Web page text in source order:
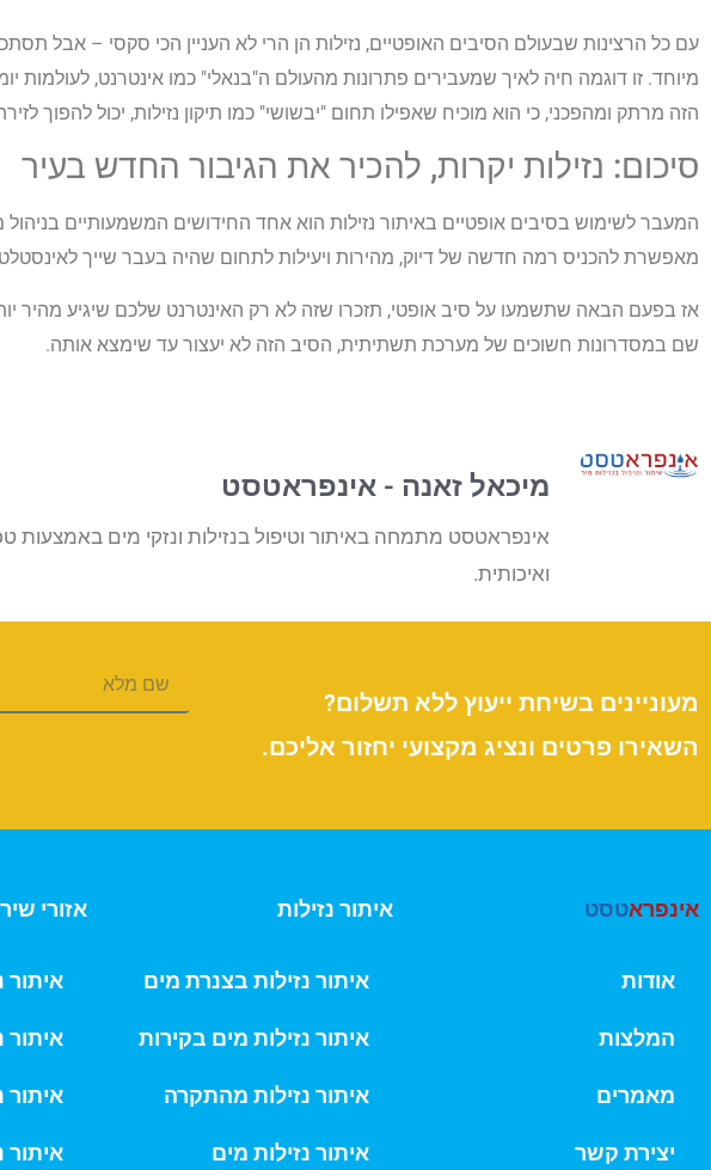
עם כל הרצינות שבעולם הסיבים האופטיים, נזילות הן הרי לא העניין הכי סקסי – אבל
מיוחד. זו דוגמה חיה לאיך שמעבירים פתרונות מהעולם ה"בנאלי" כמו אינטרנט, לעולמות
הזה מרתק ומהפכני, כי הוא מוכיח שאפילו תחום "יבשושי" כמו תיקון נזילות, יכול להפוך
סיכום: נזילות יקרות, להכיר את הגיבור החדש בעיר
המעבר לשימוש בסיבים אופטיים באיתור נזילות הוא אחד החידושים המשמעותיים בניהול
מאפשרת להכניס רמה חדשה של דיוק, מהירות ויעילות לתחום שהיה בעבר שייך
אז בפעם הבאה שתשמעו על סיב אופטי, תזכרו שזה לא רק האינטרנט שלכם שיגיע מהיר
שם במסדרונות חשוכים של מערכת תשתיתית, הסיב הזה לא יעצור עד שימצא אותה.
מיכאל זאנה - אינפראטסט
אינפראטסט מתמחה באיתור וטיפול בנזילות ונזקי מים באמצעות
ואיכותית.
מעוניינים בשיחת ייעוץ ללא תשלום?
השאירו פרטים ונציג מקצועי יחזור אליכם.
אינפראטסט
אודות
המלצות
מאמרים
יצירת קשר
איתור נזילות
איתור נזילות בצנרת מים
איתור נזילות מים בקירות
איתור נזילות מהתקרה
איתור נזילות מים
אזורי
איתור
איתור
איתור
איתור